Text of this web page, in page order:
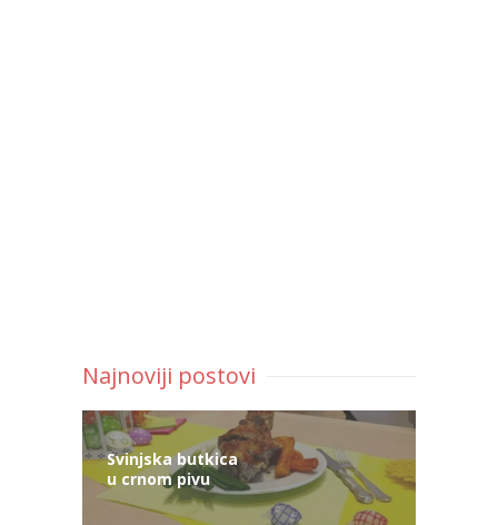
Najnoviji postovi
Svinjska butkica
u crnom pivu